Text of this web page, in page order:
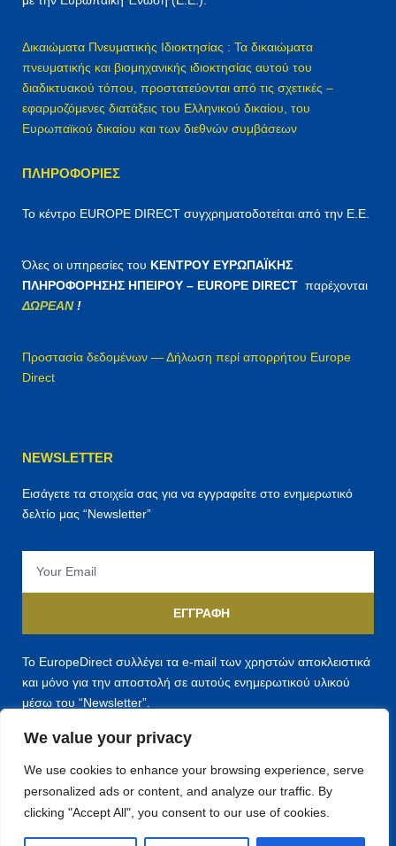
We value your privacy
We use cookies to enhance your browsing experience, serve
personalized ads or content, and analyze our traffic. By
clicking "Accept All", you consent to our use of cookies.
Δικαιώματα Πνευματικής Ιδιοκτησίας : Τα δικαιώματα
πνευματικής και βιομηχανικής ιδιοκτησίας αυτού του
διαδικτυακού τόπου, προστατεύονται από τις σχετικές –
εφαρμοζόμενες διατάξεις του Ελληνικού δικαίου, του
Ευρωπαϊκού δικαίου και των διεθνών συμβάσεων
ΠΛΗΡΟΦΟΡΊΕΣ
Το κέντρο EUROPE DIRECT συγχρηματοδοτείται από την Ε.Ε.
Όλες οι υπηρεσίες του ΚΕΝΤΡΟΥ ΕΥΡΩΠΑΪΚΗΣ
ΠΛΗΡΟΦΟΡΗΣΗΣ ΗΠΕΙΡΟΥ – EUROPE DIRECT παρέχονται
ΔΩΡΕΑΝ!
Προστασία δεδομένων — Δήλωση περί απορρήτου Europe
Direct
NEWSLETTER
Εισάγετε τα στοιχεία σας για να εγγραφείτε στο ενημερωτικό
δελτίο μας “Newsletter”
ΕΓΓΡΑΦΉ
Το EuropeDirect συλλέγει τα e-mail των χρηστών αποκλειστικά
και μόνο για την αποστολή σε αυτούς ενημερωτικού υλικού
μέσω του “Newsletter”.
F
a
e
T
w
t
Y
o
t